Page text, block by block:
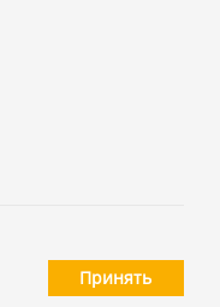
Принять